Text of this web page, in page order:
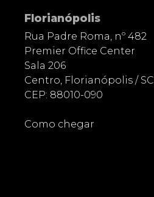
Florianópolis
Rua Padre Roma, nº 482
Premier Office Center
Sala 206
Centro, Florianópolis / SC
CEP: 88010-090
Como chegar